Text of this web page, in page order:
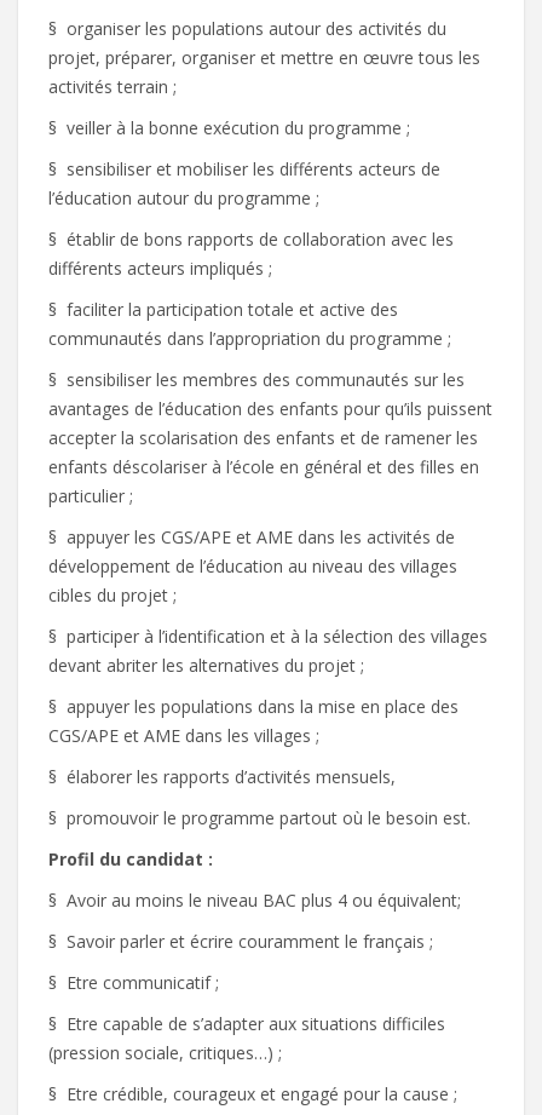
§ organiser les populations autour des activités du
projet, préparer, organiser et mettre en œuvre tous les
activités terrain ;
§ veiller à la bonne exécution du programme ;
§ sensibiliser et mobiliser les différents acteurs de
l’éducation autour du programme ;
§ établir de bons rapports de collaboration avec les
différents acteurs impliqués ;
§ faciliter la participation totale et active des
communautés dans l’appropriation du programme ;
§ sensibiliser les membres des communautés sur les
avantages de l’éducation des enfants pour qu’ils puissent
accepter la scolarisation des enfants et de ramener les
enfants déscolariser à l’école en général et des filles en
particulier ;
§ appuyer les CGS/APE et AME dans les activités de
développement de l’éducation au niveau des villages
cibles du projet ;
§ participer à l’identification et à la sélection des villages
devant abriter les alternatives du projet ;
§ appuyer les populations dans la mise en place des
CGS/APE et AME dans les villages ;
§ élaborer les rapports d’activités mensuels,
§ promouvoir le programme partout où le besoin est.
Profil du candidat :
§ Avoir au moins le niveau BAC plus 4 ou équivalent;
§ Savoir parler et écrire couramment le français ;
§ Etre communicatif ;
§ Etre capable de s’adapter aux situations difficiles
(pression sociale, critiques…) ;
§ Etre crédible, courageux et engagé pour la cause ;